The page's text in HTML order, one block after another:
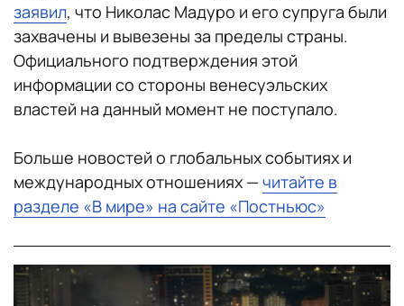
заявил, что Николас Мадуро и его супруга были
захвачены и вывезены за пределы страны.
Официального подтверждения этой
информации со стороны венесуэльских
властей на данный момент не поступало.
Больше новостей о глобальных событиях и
международных отношениях — читайте в
разделе «В мире» на сайте «Постньюс»